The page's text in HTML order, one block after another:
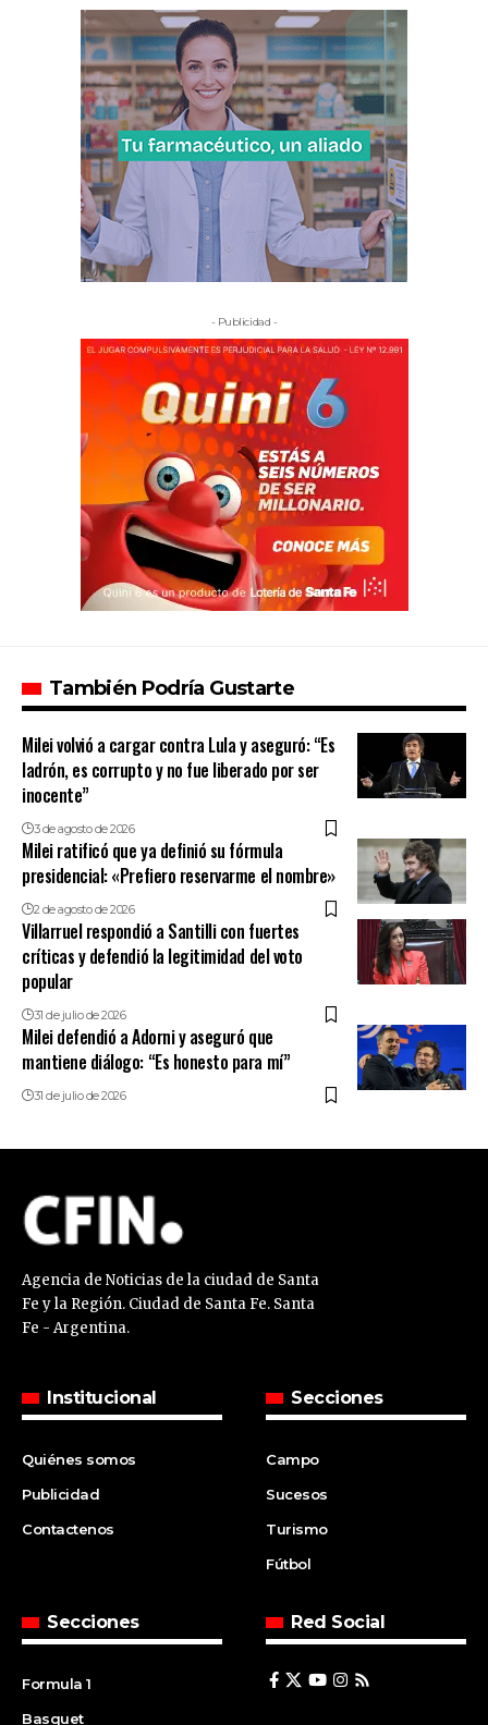
- Publicidad -
También Podría Gustarte
Milei volvió a cargar contra Lula y aseguró: “Es
ladrón, es corrupto y no fue liberado por ser
inocente”
3 de agosto de 2026
Milei ratificó que ya definió su fórmula
presidencial: «Prefiero reservarme el nombre»
2 de agosto de 2026
Villarruel respondió a Santilli con fuertes
críticas y defendió la legitimidad del voto
popular
31 de julio de 2026
Milei defendió a Adorni y aseguró que
mantiene diálogo: “Es honesto para mí”
31 de julio de 2026
Agencia de Noticias de la ciudad de Santa
Fe y la Región. Ciudad de Santa Fe. Santa
Fe - Argentina.
Institucional
Quiénes somos
Publicidad
Contactenos
Secciones
Campo
Sucesos
Turismo
Fútbol
Secciones
Formula 1
Basquet
Red Social